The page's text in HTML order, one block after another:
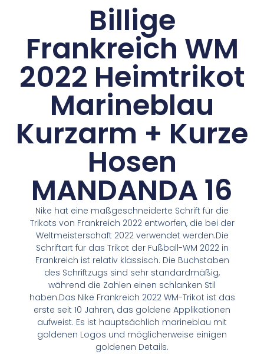
Billige
Frankreich WM
2022 Heimtrikot
Marineblau
Kurzarm + Kurze
Hosen
MANDANDA 16
Nike hat eine maßgeschneiderte Schrift für die
Trikots von Frankreich 2022 entworfen, die bei der
Weltmeisterschaft 2022 verwendet werden.Die
Schriftart für das Trikot der Fußball-WM 2022 in
Frankreich ist relativ klassisch. Die Buchstaben
des Schriftzugs sind sehr standardmäßig,
während die Zahlen einen schlanken Stil
haben.Das Nike Frankreich 2022 WM-Trikot ist das
erste seit 10 Jahren, das goldene Applikationen
aufweist. Es ist hauptsächlich marineblau mit
goldenen Logos und möglicherweise einigen
goldenen Details.